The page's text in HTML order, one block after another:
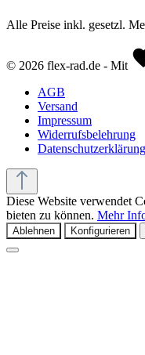
Alle Preise inkl. gesetzl.
© 2026 flex-rad.de - Mit
AGB
Versand
Impressum
Widerrufsbelehrung
Datenschutzerklärung
Diese Website verwendet
bieten zu können. Mehr
Ablehnen Konfigurieren